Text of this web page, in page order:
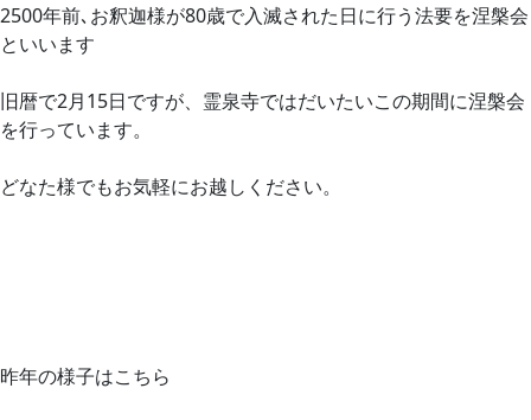
2500年前､お釈迦様が80歳で入滅された日に行う法要を涅槃会
といいます
旧暦で2月15日ですが、霊泉寺ではだいたいこの期間に涅槃会
を行っています。
どなた様でもお気軽にお越しください。
昨年の様子はこちら